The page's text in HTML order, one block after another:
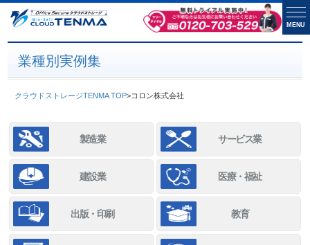
業種別実例集
クラウドストレージTENMA TOP>コロン株式会社
製造業 サービス業
建設業 医療・福祉
出版・印刷 教育
MENU